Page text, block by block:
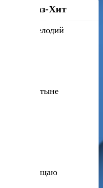
Кавказ-Хит
мелодий
в пустыне
тебя прощаю